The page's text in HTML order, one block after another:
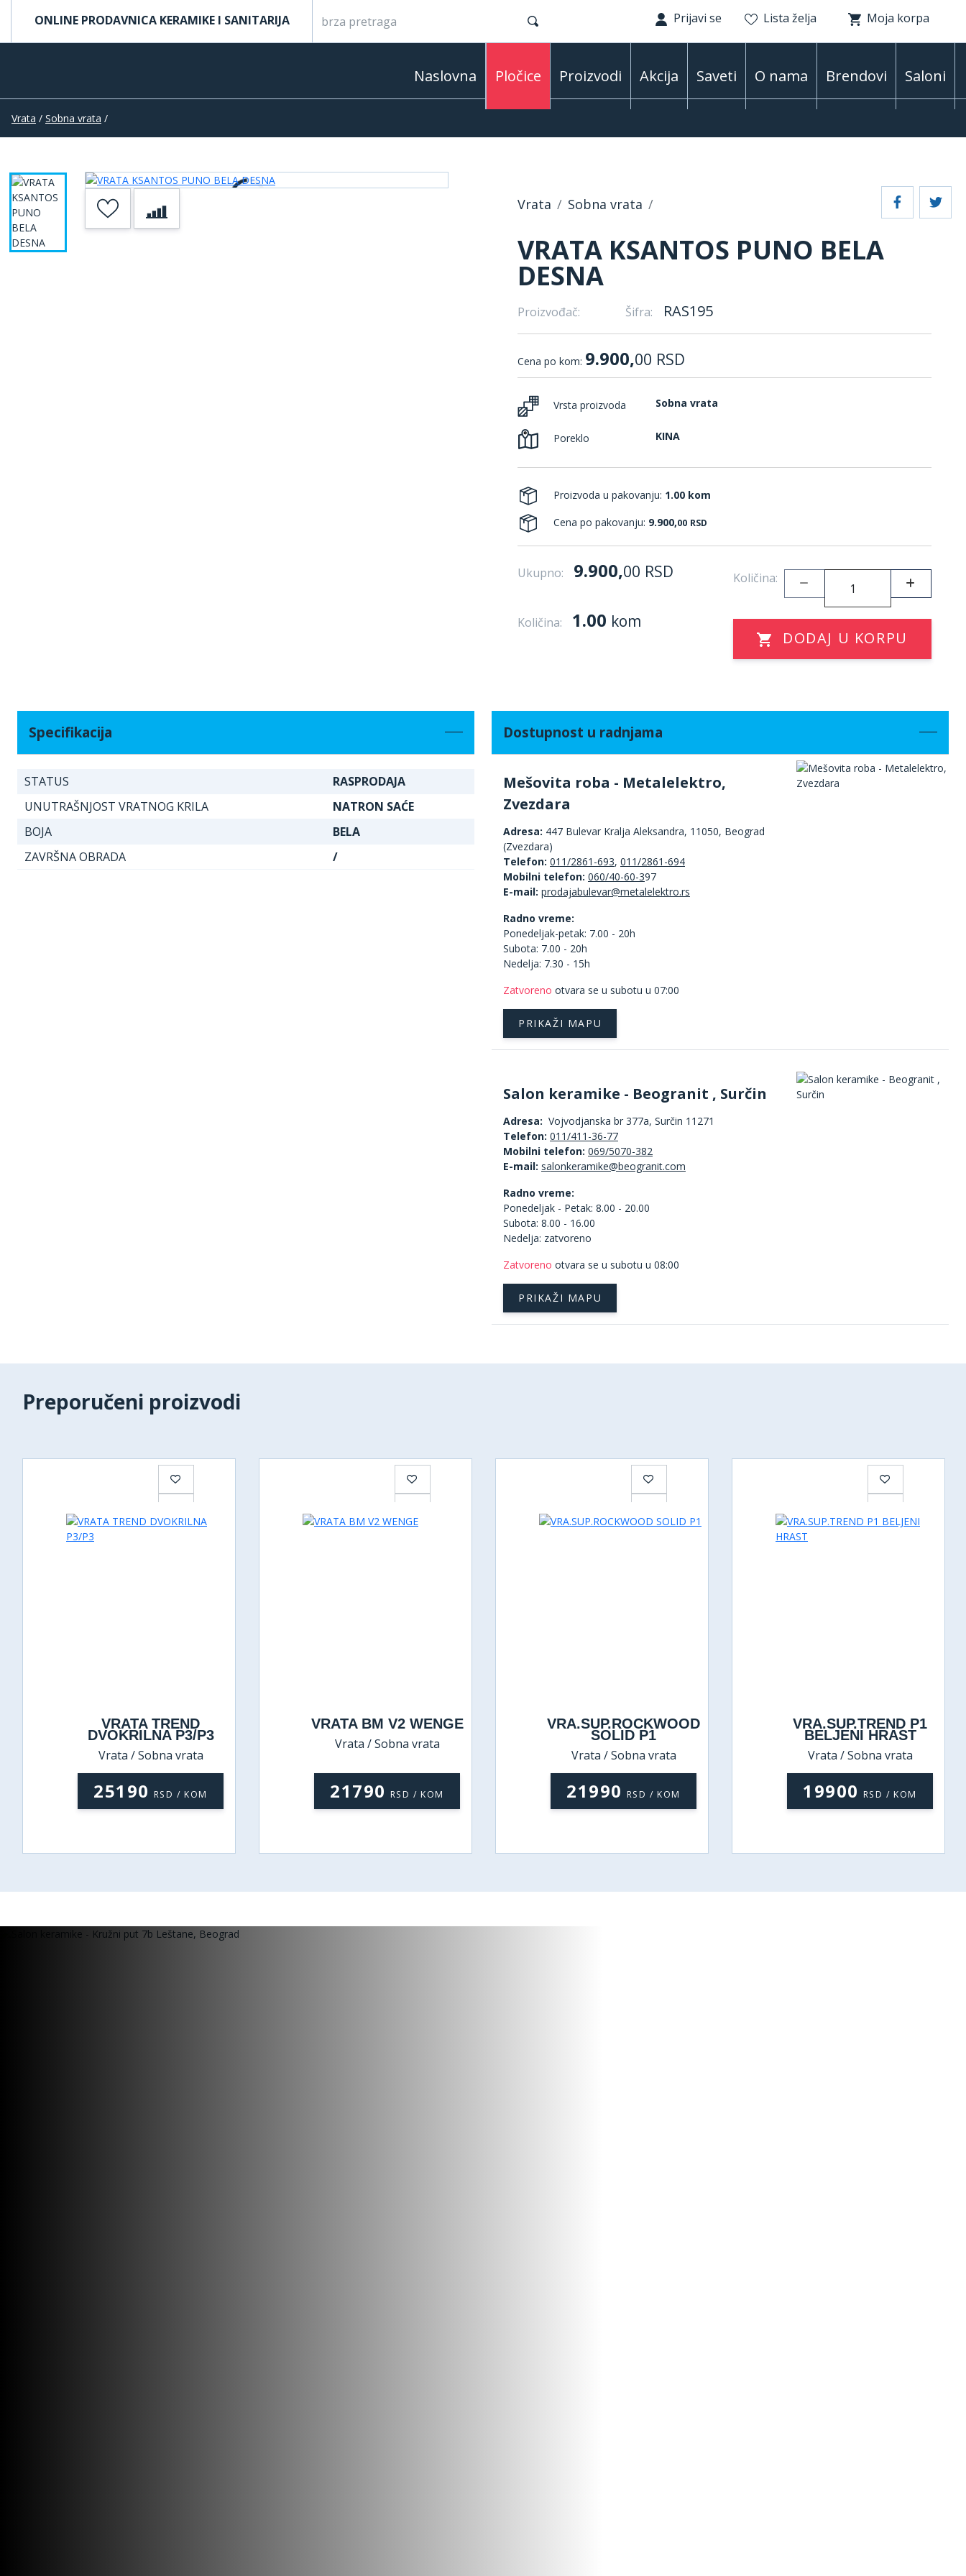
ONLINE PRODAVNICA KERAMIKE I SANITARIJA Prijavi se Lista želja Moja korpa
Naslovna Pločice Proizvodi Akcija Saveti O nama Brendovi Saloni
Vrata / Sobna vrata /
Vrata Sobna vrata
VRATA KSANTOS PUNO BELA
DESNA
Proizvođač: Šifra: RAS195
Cena po kom: 9.900,00 RSD
Vrsta proizvoda Sobna vrata
Poreklo KINA
Proizvoda u pakovanju: 1.00 kom
Cena po pakovanju: 9.900,00 RSD
Ukupno: 9.900,00 RSD Količina:
Količina: 1.00 kom
DODAJ U KORPU
Specifikacija
STATUS
RASPRODAJA
UNUTRAŠNJOST VRATNOG KRILA
NATRON SAĆE
BOJA
BELA
ZAVRŠNA OBRADA
/
Dostupnost u radnjama
Mešovita roba - Metalelektro,
Zvezdara
Adresa: 447 Bulevar Kralja Aleksandra, 11050, Beograd
(Zvezdara)
Telefon: 011/2861-693, 011/2861-694
Mobilni telefon: 060/40-60-397
E-mail:
Radno vreme:
Ponedeljak-petak: 7.00 - 20h
Subota: 7.00 - 20h
Nedelja: 7.30 - 15h
Zatvoreno otvara se u subotu u 07:00
PRIKAŽI MAPU
Salon keramike - Beogranit , Surčin
Adresa: Vojvodjanska br 377a, Surčin 11271
Telefon: 011/411-36-77
Mobilni telefon: 069/5070-382
E-mail:
Radno vreme:
Ponedeljak - Petak: 8.00 - 20.00
Subota: 8.00 - 16.00
Nedelja: zatvoreno
Zatvoreno otvara se u subotu u 08:00
PRIKAŽI MAPU
Preporučeni proizvodi
VRATA TREND
DVOKRILNA P3/P3
Vrata / Sobna vrata
25190 RSD / KOM
VRATA BM V2 WENGE
Vrata / Sobna vrata
21790 RSD / KOM
VRA.SUP.ROCKWOOD
SOLID P1
Vrata / Sobna vrata
21990 RSD / KOM
VRA.SUP.TREND P1
BELJENI HRAST
Vrata / Sobna vrata
19900 RSD / KOM